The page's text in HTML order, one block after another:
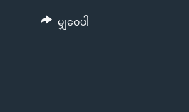
အစ္စရေး-ပါလက်စတိုင်း
အင်္ဂလိပ်စာလေ့လာမယ်
မျှဝေပါ